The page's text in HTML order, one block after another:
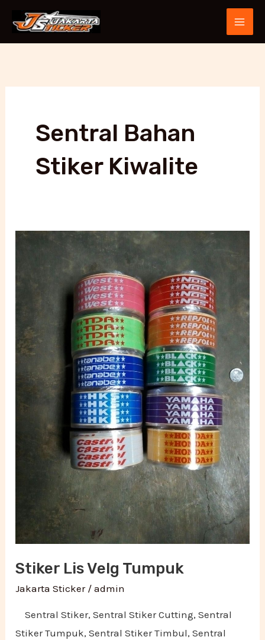
content
Sentral Bahan
Stiker Kiwalite
Stiker Lis Velg Tumpuk
Jakarta Sticker/admin
Sentral Stiker, Sentral Stiker Cutting, Sentral
Stiker Tumpuk, Sentral Stiker Timbul, Sentral
Stiker
Velg